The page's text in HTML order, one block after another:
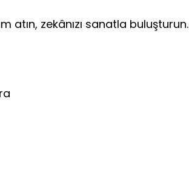
atın, zekânızı sanatla buluşturun.